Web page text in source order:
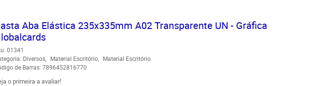
Aba Elástica 235x335mm A02 Transparente UN - Gráfica
01341
Diversos Material Escritório
Material Escritório
de Barras: 7896452816770
o primeira a avaliar!